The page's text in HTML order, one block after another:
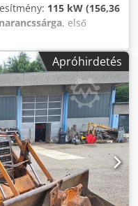
115 kW (156,36
narancssárga, első
év:
Modellév: 2012
Műszaki adatok
igen Állapot Műszaki
jó Pénzügyi
En Ndobpjk
végig
- 80%-os
3 kanál: 1300 mm, 450
kanál - Opcionálisan
Apróhirdetés